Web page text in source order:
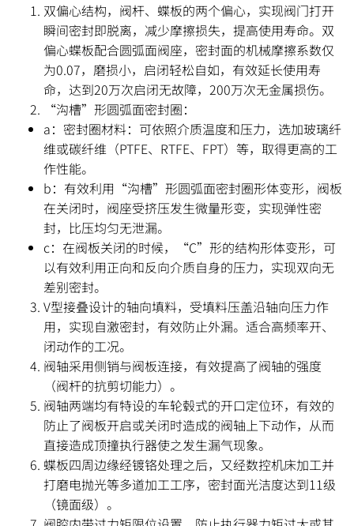
双偏心结构，阀杆、蝶板的两个偏心，实现阀门打开
瞬间密封即脱离，减少摩擦损失，提高使用寿命。双
偏心蝶板配合圆弧面阀座，密封面的机械摩擦系数仅
为0.07，磨损小，启闭轻松自如，有效延长使用寿
命，达到20万次启闭无故障，200万次无金属损伤。
“沟槽”形圆弧面密封圈：
a：密封圈材料：可依照介质温度和压力，选加玻璃纤
维或碳纤维（PTFE、RTFE、FPT）等，取得更高的工
作性能。
b：有效利用“沟槽”形圆弧面密封圈形体变形，阀板
在关闭时，阀座受挤压发生微量形变，实现弹性密
封，比压均匀无泄漏。
c：在阀板关闭的时候，“C”形的结构形体变形，可
以有效利用正向和反向介质自身的压力，实现双向无
差别密封。
V型接叠设计的轴向填料，受填料压盖沿轴向压力作
用，实现自激密封，有效防止外漏。适合高频率开、
闭动作的工况。
阀轴采用侧销与阀板连接，有效提高了阀轴的强度
（阀杆的抗剪切能力）。
阀轴两端均有特设的车轮毂式的开口定位环，有效的
防止了阀板开启或关闭时造成的阀轴上下动作，从而
直接造成顶撞执行器使之发生漏气现象。
蝶板四周边缘经镀铬处理之后，又经数控机床加工并
打磨电抛光等多道加工工序，密封面光洁度达到11级
（镜面级）。